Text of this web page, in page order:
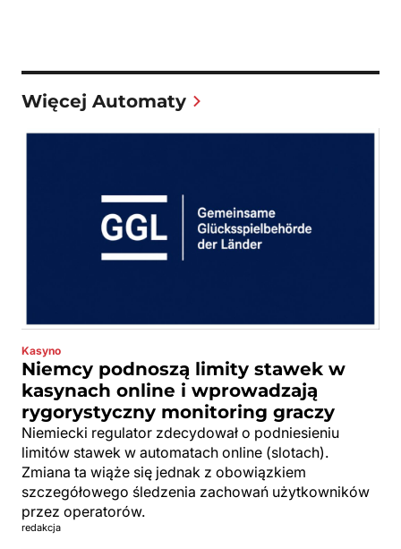
Więcej Automaty
Kasyno
Niemcy podnoszą limity stawek w
kasynach online i wprowadzają
rygorystyczny monitoring graczy
Niemiecki regulator zdecydował o podniesieniu
limitów stawek w automatach online (slotach).
Zmiana ta wiąże się jednak z obowiązkiem
szczegółowego śledzenia zachowań użytkowników
przez operatorów.
redakcja